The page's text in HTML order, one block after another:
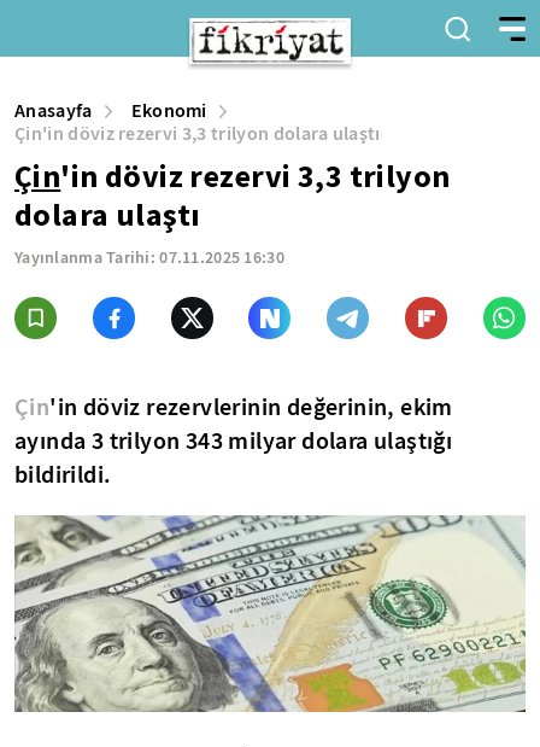
Anasayfa
Ekonomi
Çin'in döviz rezervi 3,3 trilyon dolara ulaştı
Çin'in döviz rezervi 3,3 trilyon
dolara ulaştı
Yayınlanma Tarihi:07.11.2025 16:30
Çin'in döviz rezervlerinin değerinin, ekim
ayında 3 trilyon 343 milyar dolara ulaştığı
bildirildi.